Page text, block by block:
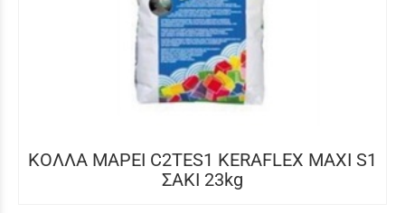
ΚΟΛΛΑ MAPEI C2TES1 KERAFLEX MAXI S1
ΣΑΚΙ 23kg